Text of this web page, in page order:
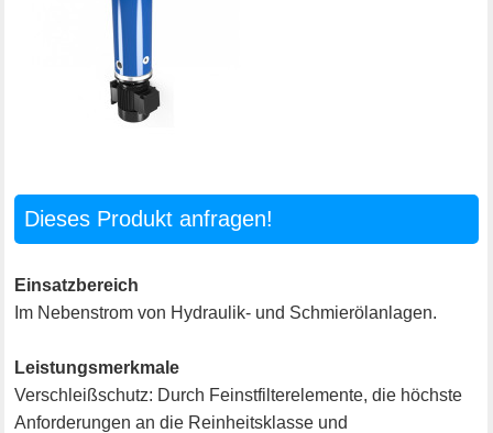
Dieses Produkt anfragen!
Einsatzbereich
Im Nebenstrom von Hydraulik- und Schmierölanlagen.
Leistungsmerkmale
Verschleißschutz: Durch Feinstfilterelemente, die höchste
Anforderungen an die Reinheitsklasse und